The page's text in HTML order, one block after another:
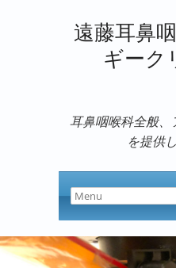
遠藤耳鼻
ギーク
耳鼻咽喉科全般、
を提供